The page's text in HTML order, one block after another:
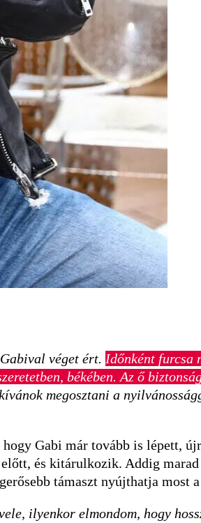
véget ért. Időnként furcsa
békében. Az ő
megosztani a
Gabi már tovább is lépett,
és kitárulkozik. Addig
támaszt nyújthatja most
ilyenkor elmondom, hogy